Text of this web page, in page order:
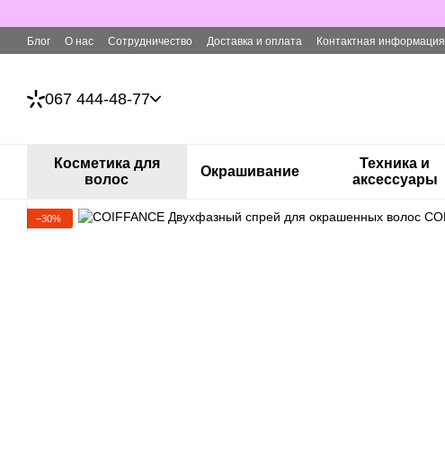
Блог О нас Сотрудничество Доставка и оплата Контактная информация
067 444-48-77
Косметика для
волос
Окрашивание
Техника и
аксессуары
−30%